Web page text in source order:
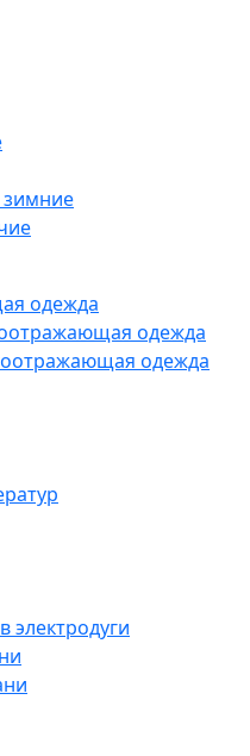
одежда
одежда
одежда
электродуги